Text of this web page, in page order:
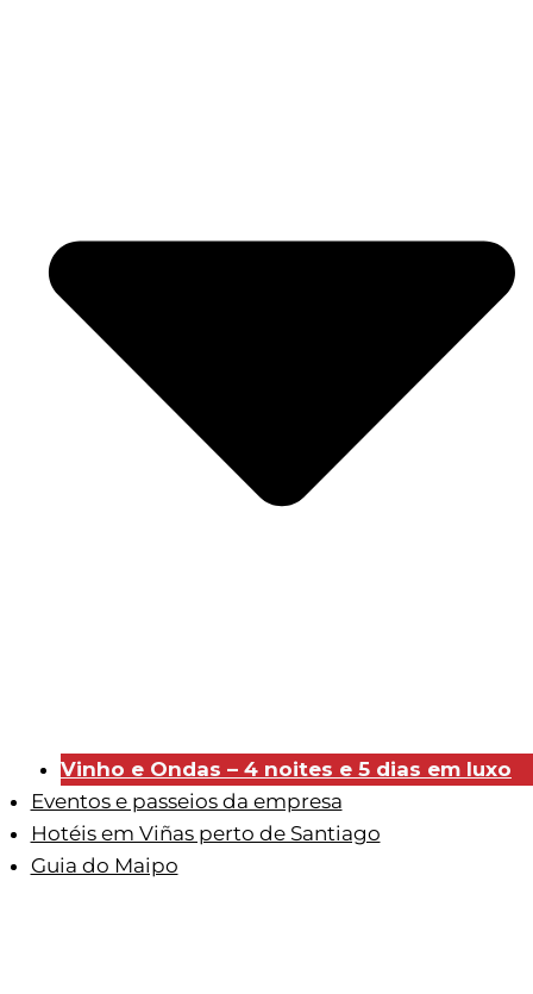
Vinho e Ondas – 4 noites e 5 dias em luxo
Eventos e passeios da empresa
Hotéis em Viñas perto de Santiago
Guia do Maipo